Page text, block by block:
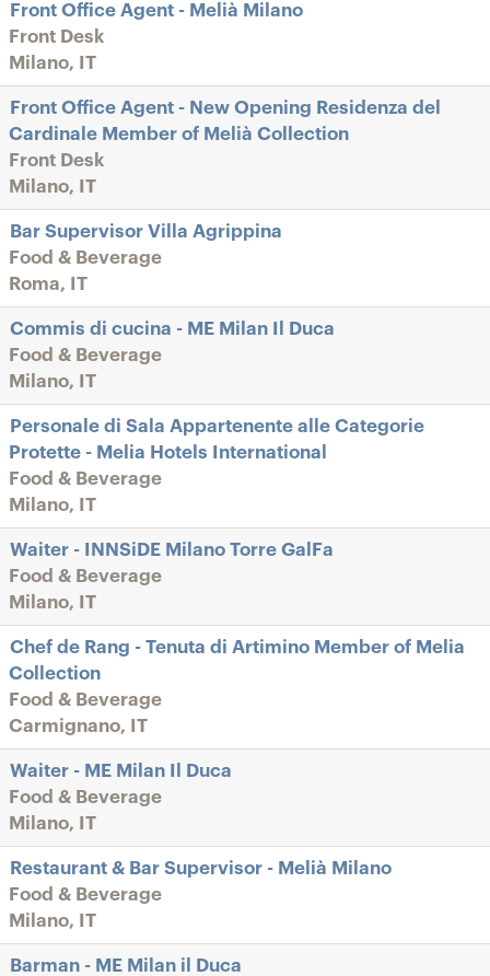
Front Office Agent - Melià Milano
Front Desk
Milano, IT
Front Office Agent - New Opening Residenza del
Cardinale Member of Melià Collection
Front Desk
Milano, IT
Bar Supervisor Villa Agrippina
Food & Beverage
Roma, IT
Commis di cucina - ME Milan Il Duca
Food & Beverage
Milano, IT
Personale di Sala Appartenente alle Categorie
Protette - Melia Hotels International
Food & Beverage
Milano, IT
Waiter - INNSiDE Milano Torre GalFa
Food & Beverage
Milano, IT
Chef de Rang - Tenuta di Artimino Member of Melia
Collection
Food & Beverage
Carmignano, IT
Waiter - ME Milan Il Duca
Food & Beverage
Milano, IT
Restaurant & Bar Supervisor - Melià Milano
Food & Beverage
Milano, IT
Barman - ME Milan il Duca